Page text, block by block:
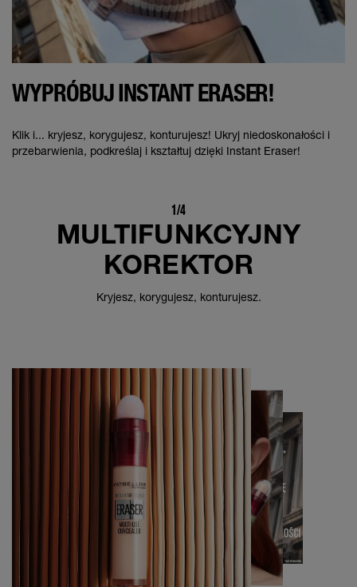
WYPRÓBUJ INSTANT ERASER!
Klik i... kryjesz, korygujesz, konturujesz! Ukryj niedoskonałości i
przebarwienia, podkreślaj i kształtuj dzięki Instant Eraser!
1/4
MULTIFUNKCYJNY
KOREKTOR
Kryjesz, korygujesz, konturujesz.